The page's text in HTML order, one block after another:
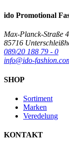
ido Promotional
Max-Planck-Straße 4
85716
089/20 188 79 - 0
info@ido-
SHOP
Sortiment
Marken
Veredelung
KONTAKT